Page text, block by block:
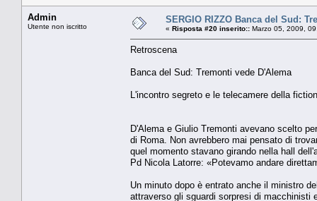
Admin
Utente non iscritto
SERGIO RIZZO Banca del Sud:
« Risposta #20 inserito:: Marzo 05, 2009,
Retroscena
Banca del Sud: Tremonti vede D'Alema
L'incontro segreto e le telecamere della fiction
D'Alema e Giulio Tremonti avevano scelto
di Roma. Non avrebbero mai pensato di
quel momento stavano girando nella hall
Pd Nicola Latorre: «Potevamo andare
Un minuto dopo è entrato anche il ministro
attraverso gli sguardi sorpresi di macchinisti